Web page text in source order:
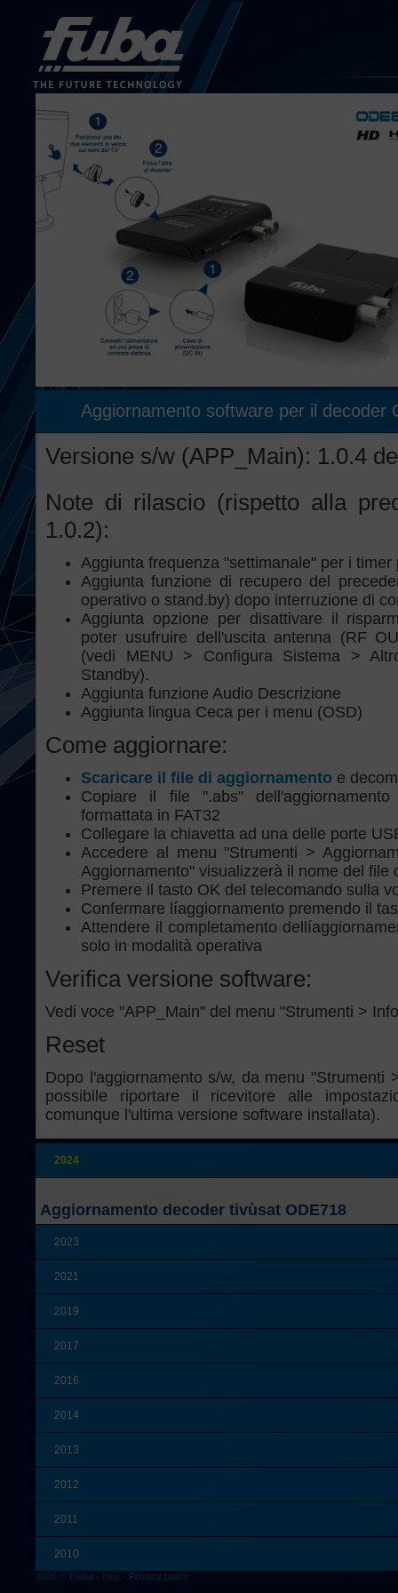
Aggiornamento software per il decoder
Versione s/w (APP_Main): 1.0.4
Note di rilascio (rispetto alla
1.0.2):
Aggiunta frequenza "settimanale" per i timer
Aggiunta funzione di recupero del
operativo o stand.by) dopo interruzione di
Aggiunta opzione per disattivare il
poter usufruire dell'uscita antenna (RF
(vedi MENU > Configura Sistema >
Standby).
Aggiunta funzione Audio Descrizione
Aggiunta lingua Ceca per i menu (OSD)
Come aggiornare:
Scaricare il file di aggiornamento e
Copiare il file ".abs"
formattata in FAT32
Collegare la chiavetta ad una delle porte
Accedere al menu "Strumenti >
Aggiornamento" visualizzerà il nome del file
Premere il tasto OK del telecomando sulla
Confermare líaggiornamento premendo il
Attendere il completamento
solo in modalità operativa
Verifica versione software:
Vedi voce "APP_Main" del menu "Strumenti >
Reset
Dopo l'aggiornamento s/w, da menu "Strumenti
possibile riportare il ricevitore alle
comunque l'ultima versione software installata).
2024
Aggiornamento decoder tivùsat ODE718
2023
2021
2019
2017
2016
2014
2013
2012
2011
2010
2026 © Fuba - Italy - Privacy policy